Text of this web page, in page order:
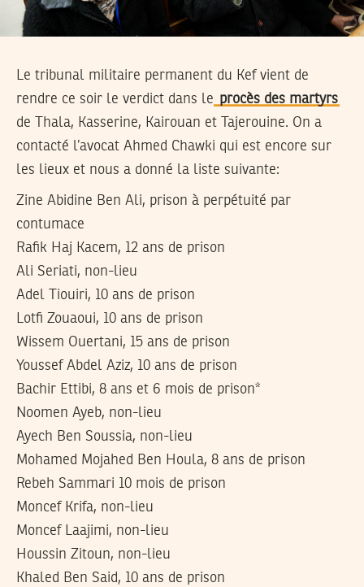
Le tribunal militaire permanent du Kef vient de
rendre ce soir le verdict dans le procès des martyrs
de Thala, Kasserine, Kairouan et Tajerouine. On a
contacté l’avocat Ahmed Chawki qui est encore sur
les lieux et nous a donné la liste suivante:
Zine Abidine Ben Ali, prison à perpétuité par
contumace
Rafik Haj Kacem, 12 ans de prison
Ali Seriati, non-lieu
Adel Tiouiri, 10 ans de prison
Lotfi Zouaoui, 10 ans de prison
Wissem Ouertani, 15 ans de prison
Youssef Abdel Aziz, 10 ans de prison
Bachir Ettibi, 8 ans et 6 mois de prison*
Noomen Ayeb, non-lieu
Ayech Ben Soussia, non-lieu
Mohamed Mojahed Ben Houla, 8 ans de prison
Rebeh Sammari 10 mois de prison
Moncef Krifa, non-lieu
Moncef Laajimi, non-lieu
Houssin Zitoun, non-lieu
Khaled Ben Said, 10 ans de prison